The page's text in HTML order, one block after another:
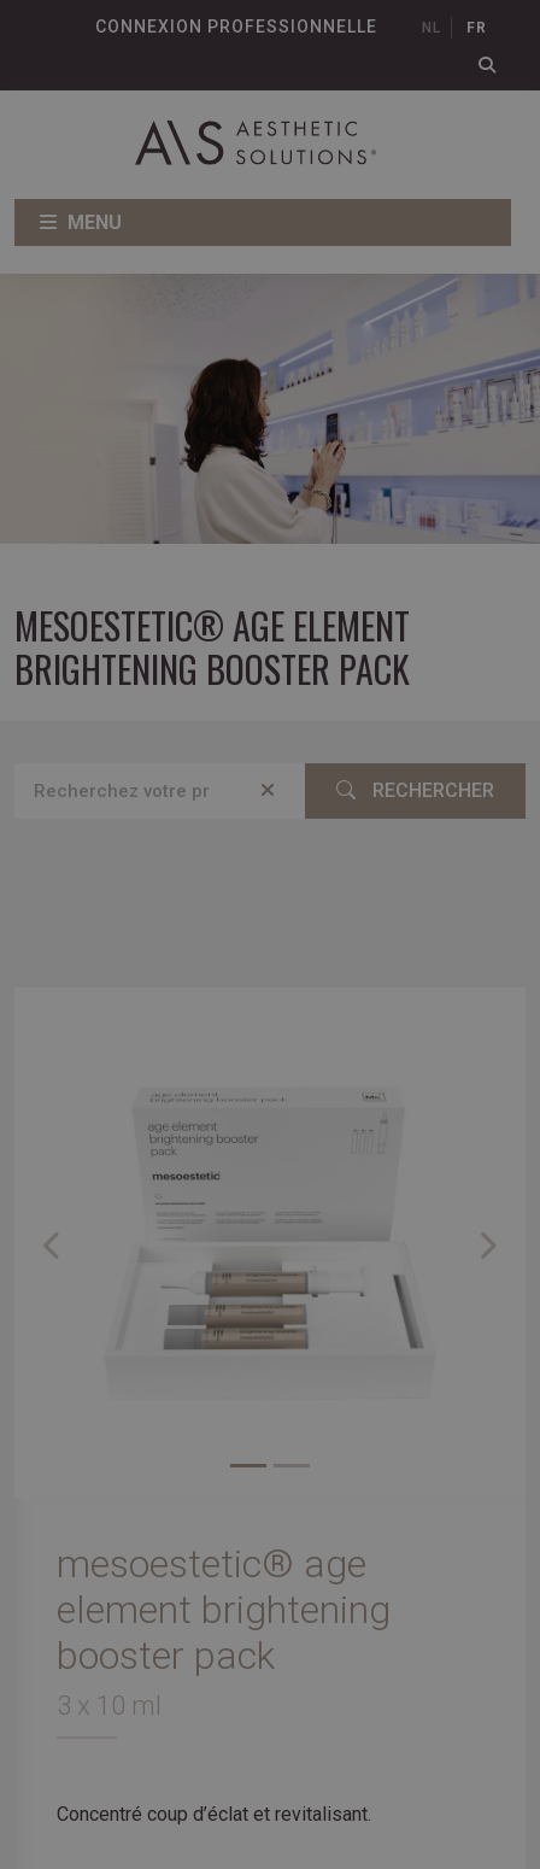
CONNEXION PROFESSIONNELLE NL FR
MENU
MESOESTETIC® AGE ELEMENT
BRIGHTENING BOOSTER PACK
RECHERCHER
Previous Next
mesoestetic® age
element brightening
booster pack
3 x 10 ml
Concentré coup d’éclat et revitalisant.